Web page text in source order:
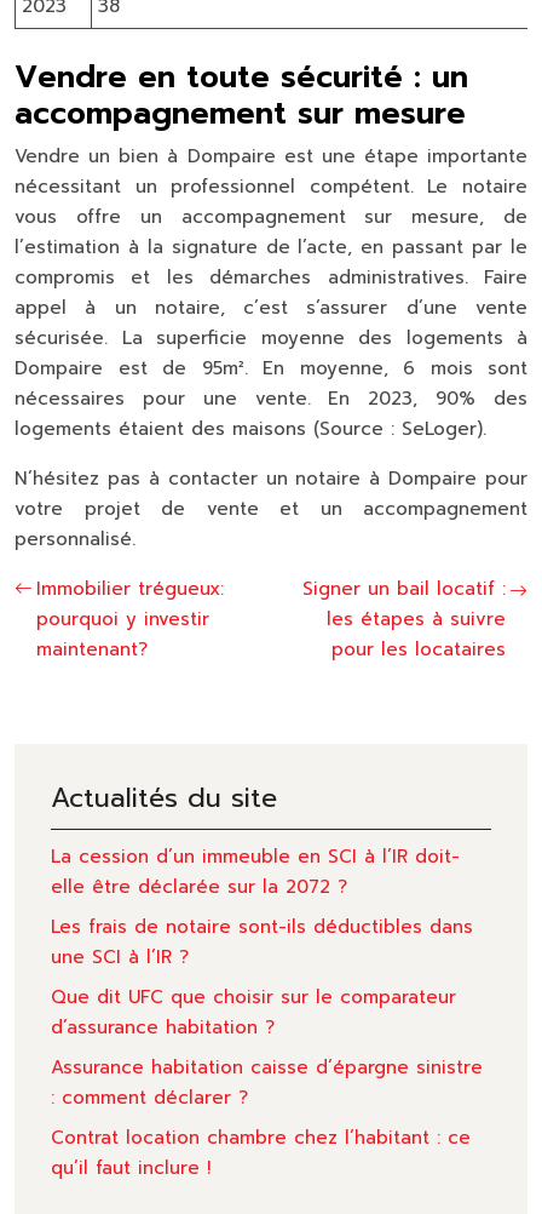
2023
38
Vendre en toute sécurité : un
accompagnement sur mesure
Vendre un bien à Dompaire est une étape importante
nécessitant un professionnel compétent. Le notaire
vous offre un accompagnement sur mesure, de
l’estimation à la signature de l’acte, en passant par le
compromis et les démarches administratives. Faire
appel à un notaire, c’est s’assurer d’une vente
sécurisée. La superficie moyenne des logements à
Dompaire est de 95m². En moyenne, 6 mois sont
nécessaires pour une vente. En 2023, 90% des
logements étaient des maisons (Source : SeLoger).
N’hésitez pas à contacter un notaire à Dompaire pour
votre projet de vente et un accompagnement
personnalisé.
Immobilier trégueux:
pourquoi y investir
maintenant?
Signer un bail locatif :
les étapes à suivre
pour les locataires
Actualités du site
La cession d’un immeuble en SCI à l’IR doit-
elle être déclarée sur la 2072 ?
Les frais de notaire sont-ils déductibles dans
une SCI à l’IR ?
Que dit UFC que choisir sur le comparateur
d’assurance habitation ?
Assurance habitation caisse d’épargne sinistre
: comment déclarer ?
Contrat location chambre chez l’habitant : ce
qu’il faut inclure !